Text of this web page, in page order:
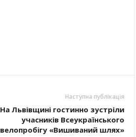
Наступна публікація
На Львівщині гостинно зустріли
учасників Всеукраїнського
велопробігу «Вишиваний шлях»